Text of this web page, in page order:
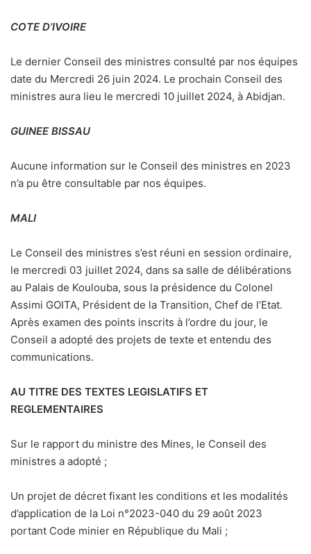
COTE D’IVOIRE
Le dernier Conseil des ministres consulté par nos équipes
date du Mercredi 26 juin 2024. Le prochain Conseil des
ministres aura lieu le mercredi 10 juillet 2024, à Abidjan.
GUINEE BISSAU
Aucune information sur le Conseil des ministres en 2023
n’a pu être consultable par nos équipes.
MALI
Le Conseil des ministres s’est réuni en session ordinaire,
le mercredi 03 juillet 2024, dans sa salle de délibérations
au Palais de Koulouba, sous la présidence du Colonel
Assimi GOITA, Président de la Transition, Chef de l’Etat.
Après examen des points inscrits à l’ordre du jour, le
Conseil a adopté des projets de texte et entendu des
communications.
AU TITRE DES TEXTES LEGISLATIFS ET
REGLEMENTAIRES
Sur le rapport du ministre des Mines, le Conseil des
ministres a adopté ;
Un projet de décret fixant les conditions et les modalités
d’application de la Loi n°2023-040 du 29 août 2023
portant Code minier en République du Mali ;